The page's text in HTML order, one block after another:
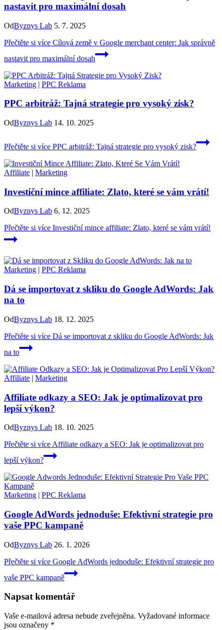
nastavit pro maximální dosah
OdByznys Lab 5. 7. 2025
Přečtěte si více Cílová země v Google merchant center: Jak správně
nastavit pro maximální dosah
Marketing | PPC Reklama
PPC arbitráž: Tajná strategie pro vysoký zisk?
OdByznys Lab 14. 10. 2025
Přečtěte si více PPC arbitráž: Tajná strategie pro vysoký zisk?
Affiliate | Marketing
Investiční mince affiliate: Zlato, které se vám vrátí!
OdByznys Lab 6. 12. 2025
Přečtěte si více Investiční mince affiliate: Zlato, které se vám vrátí!
Marketing | PPC Reklama
Dá se importovat z skliku do Google AdWords: Jak
na to
OdByznys Lab 18. 12. 2025
Přečtěte si více Dá se importovat z skliku do Google AdWords: Jak
na to
Affiliate | Marketing
Affiliate odkazy a SEO: Jak je optimalizovat pro
lepší výkon?
OdByznys Lab 18. 10. 2025
Přečtěte si více Affiliate odkazy a SEO: Jak je optimalizovat pro
lepší výkon?
Marketing | PPC Reklama
Google AdWords jednoduše: Efektivní strategie pro
vaše PPC kampaně
OdByznys Lab 26. 1. 2026
Přečtěte si více Google AdWords jednoduše: Efektivní strategie pro
vaše PPC kampaně
Napsat komentář
Vaše e-mailová adresa nebude zveřejněna. Vyžadované informace
jsou označeny *